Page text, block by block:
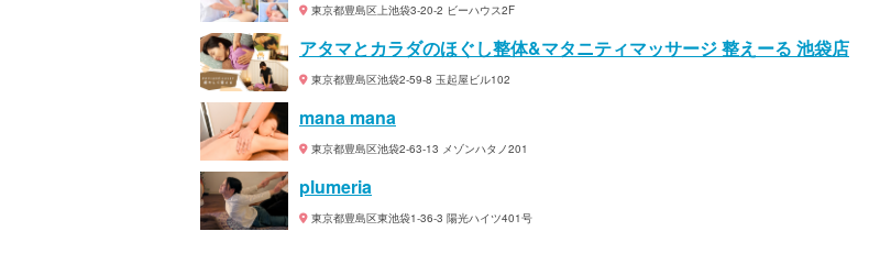
東京都豊島区上池袋3-20-2 ビーハウス2F
アタマとカラダのほぐし整体&マタニティマッサージ 整えーる 池袋店
東京都豊島区池袋2-59-8 玉起屋ビル102
mana mana
東京都豊島区池袋2-63-13 メゾンハタノ201
plumeria
東京都豊島区東池袋1-36-3 陽光ハイツ401号